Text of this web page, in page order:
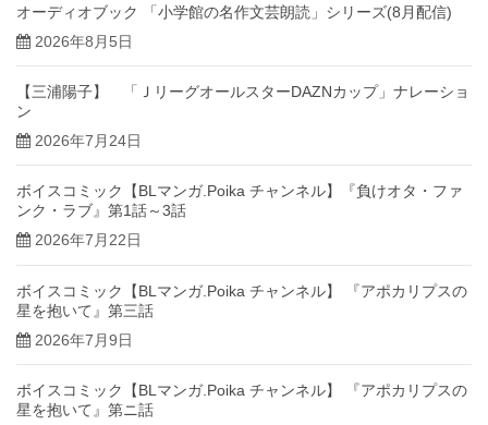
オーディオブック 「小学館の名作文芸朗読」シリーズ(8月配信)
2026年8月5日
【三浦陽子】 「ＪリーグオールスターDAZNカップ」ナレーショ
ン
2026年7月24日
ボイスコミック【BLマンガ.Poika チャンネル】『負けオタ・ファ
ンク・ラブ』第1話～3話
2026年7月22日
ボイスコミック【BLマンガ.Poika チャンネル】 『アポカリプスの
星を抱いて』第三話
2026年7月9日
ボイスコミック【BLマンガ.Poika チャンネル】 『アポカリプスの
星を抱いて』第ニ話